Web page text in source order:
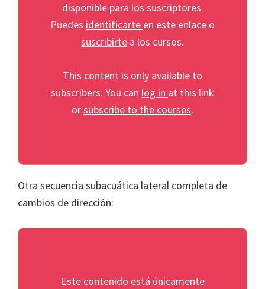
disponible para los suscriptores.
Puedes identificarte en este enlace o
suscribirte a los cursos.
This content is only available to
subscribers. You can log in at this link
orsubscribe to the courses.
Otra secuencia subacuática lateral completa de
cambios de dirección:
Este contenido está únicamente